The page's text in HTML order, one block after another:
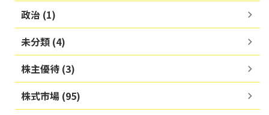
政治 (1)
未分類 (4)
株主優待 (3)
株式市場 (95)